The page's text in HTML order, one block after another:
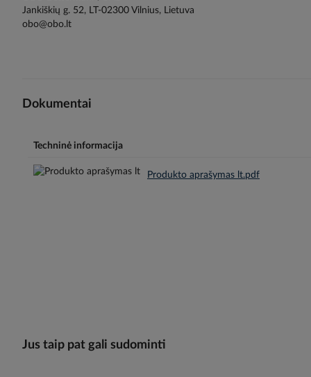
Jankiškių g. 52, LT-02300 Vilnius, Lietuva
obo@obo.lt
Dokumentai
Techninė informacija
Produkto aprašymas lt.pdf
Jus taip pat gali sudominti